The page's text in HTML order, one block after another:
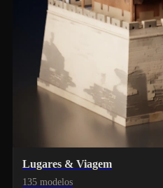
Lugares & Viagem
135 modelos